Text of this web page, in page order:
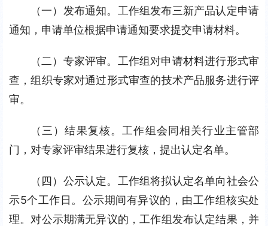
（一）发布通知。工作组发布三新产品认定申请
通知，申请单位根据申请通知要求提交申请材料。
（二）专家评审。工作组对申请材料进行形式审
查，组织专家对通过形式审查的技术产品服务进行评
审。
（三）结果复核。工作组会同相关行业主管部
门，对专家评审结果进行复核，提出认定名单。
（四）公示认定。工作组将拟认定名单向社会公
示5个工作日。公示期间有异议的，由工作组核实处
理。对公示期满无异议的，工作组发布认定结果，并